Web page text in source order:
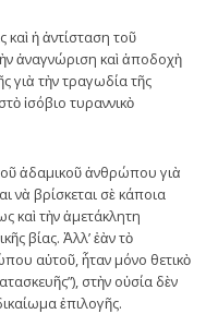
ἡ ἀντίσταση τοῦ
ἀναγνώριση καὶ ἀποδοχὴ
γιὰ τὴν τραγωδία τῆς
ἰσόβιο τυραννικὸ
ἀδαμικοῦ ἀνθρώπου γιὰ
νὰ βρίσκεται σὲ κάποια
καὶ τὴν ἀμετάκλητη
βίας. Ἀλλ’ ἐὰν τὸ
αὐτοῦ, ἦταν μόνο θετικὸ
στὴν οὐσία δὲν
ἐπιλογῆς.